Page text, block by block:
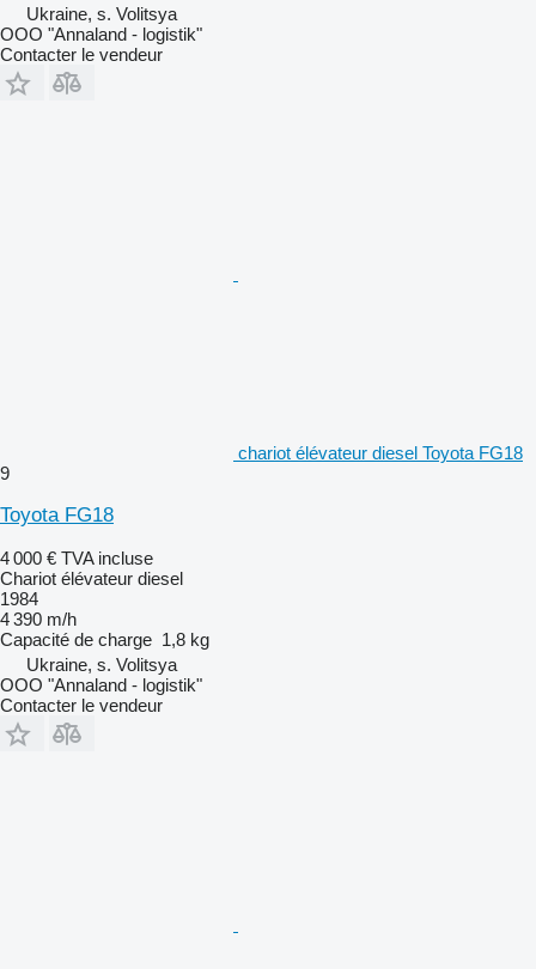
Ukraine, s. Volitsya
OOO "Annaland - logistik"
Contacter le vendeur
chariot élévateur diesel Toyota FG18
9
Toyota FG18
4 000 € TVA incluse
Chariot élévateur diesel
1984
4 390 m/h
Capacité de charge 1,8 kg
Ukraine, s. Volitsya
OOO "Annaland - logistik"
Contacter le vendeur